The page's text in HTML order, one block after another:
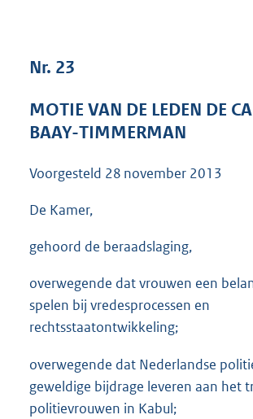
K
Nr. 23
MOTIE VAN DE LEDEN DE
BAAY-TIMMERMAN
Voorgesteld 28 november 2013
De Kamer,
gehoord de beraadslaging,
overwegende dat vrouwen een
spelen bij vredesprocessen en
rechtsstaatontwikkeling;
overwegende dat Nederlandse
geweldige bijdrage leveren aan het
politievrouwen in Kabul;